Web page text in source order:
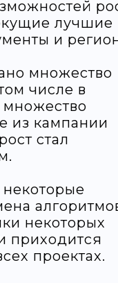
лучшие
и
множество
числе в
множество
из кампании
стал
некоторых
приходится
проектах.